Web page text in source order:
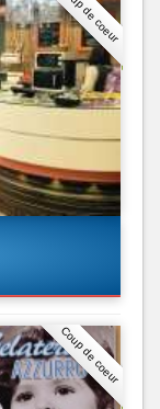
Coup de coeur
Coup de coeur